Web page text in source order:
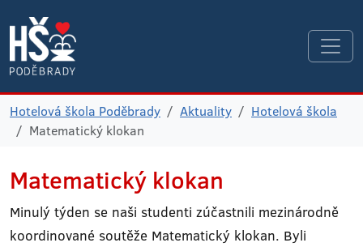
Hotelová škola Poděbrady Aktuality
Hotelová škola
Matematický klokan
Matematický klokan
Minulý týden se naši studenti zúčastnili mezinárodně
koordinované soutěže Matematický klokan. Byli